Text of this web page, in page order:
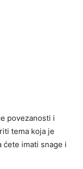
povezanosti i
tema koja je
ćete imati snage i